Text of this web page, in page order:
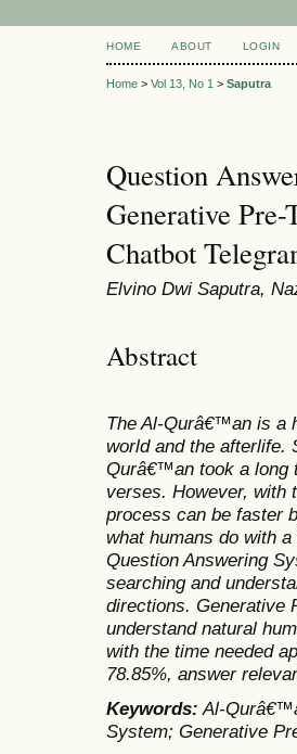
HOME ABOUT LOGIN
Home > Vol 13, No 1 > Saputra
Question
Generative
Chatbot
Elvino Dwi Saputra,
Abstract
The Al-Qurâ€™an is a
world and the afterlife.
Qurâ€™an took a long
verses. However, with
process can be faster
what humans do with
Question Answering
searching and
directions. Generative
understand natural
with the time needed
78.85%, answer
Keywords: Al-
System; Generative